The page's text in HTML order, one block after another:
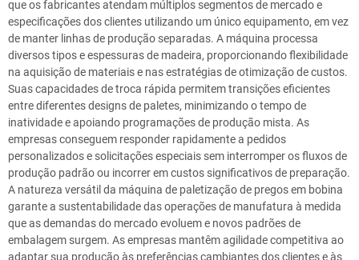
que os fabricantes atendam múltiplos segmentos de mercado e
especificações dos clientes utilizando um único equipamento, em vez
de manter linhas de produção separadas. A máquina processa
diversos tipos e espessuras de madeira, proporcionando flexibilidade
na aquisição de materiais e nas estratégias de otimização de custos.
Suas capacidades de troca rápida permitem transições eficientes
entre diferentes designs de paletes, minimizando o tempo de
inatividade e apoiando programações de produção mista. As
empresas conseguem responder rapidamente a pedidos
personalizados e solicitações especiais sem interromper os fluxos de
produção padrão ou incorrer em custos significativos de preparação.
A natureza versátil da máquina de paletização de pregos em bobina
garante a sustentabilidade das operações de manufatura à medida
que as demandas do mercado evoluem e novos padrões de
embalagem surgem. As empresas mantêm agilidade competitiva ao
adaptar sua produção às preferências cambiantes dos clientes e às